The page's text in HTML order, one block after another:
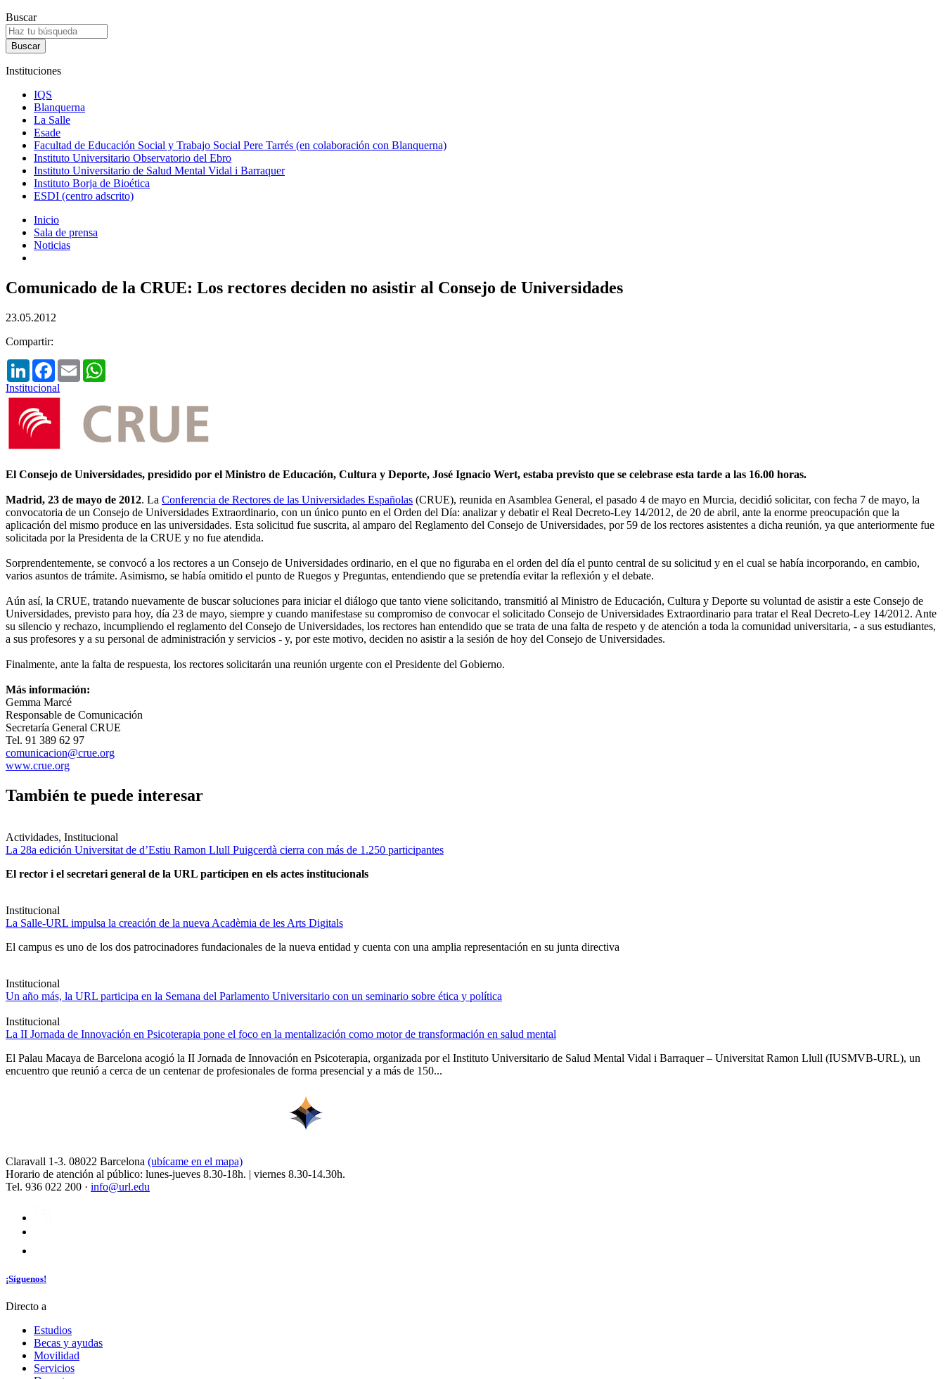
Buscar
Instituciones
IQS
Blanquerna
La Salle
Esade
Facultad de Educación Social y Trabajo Social Pere Tarrés (en colaboración con Blanquerna)
Instituto Universitario Observatorio del Ebro
Instituto Universitario de Salud Mental Vidal i Barraquer
Instituto Borja de Bioética
ESDI (centro adscrito)
Inicio
Sala de prensa
Noticias
Comunicado de la CRUE: Los rectores deciden no asistir al Consejo de Universidades
23.05.2012
Compartir:
LinkedInFacebook
Email
Institucional
El Consejo de Universidades, presidido por el Ministro de Educación, Cultura y Deporte, José Ignacio Wert, estaba previsto que se celebrase esta tarde a las 16.00 horas.
Madrid, 23 de mayo de 2012. La Conferencia de Rectores de las Universidades Españolas (CRUE), reunida en Asamblea General, el pasado 4 de mayo en Murcia, decidió solicitar, con fecha 7 de mayo, la
convocatoria de un Consejo de Universidades Extraordinario, con un único punto en el Orden del Día: analizar y debatir el Real Decreto-Ley 14/2012, de 20 de abril, ante la enorme preocupación que la
aplicación del mismo produce en las universidades. Esta solicitud fue suscrita, al amparo del Reglamento del Consejo de Universidades, por 59 de los rectores asistentes a dicha reunión, ya que anteriormente fue
solicitada por la Presidenta de la CRUE y no fue atendida.
Sorprendentemente, se convocó a los rectores a un Consejo de Universidades ordinario, en el que no figuraba en el orden del día el punto central de su solicitud y en el cual se había incorporando, en cambio,
varios asuntos de trámite. Asimismo, se había omitido el punto de Ruegos y Preguntas, entendiendo que se pretendía evitar la reflexión y el debate.
Aún así, la CRUE, tratando nuevamente de buscar soluciones para iniciar el diálogo que tanto viene solicitando, transmitió al Ministro de Educación, Cultura y Deporte su voluntad de asistir a este Consejo de
Universidades, previsto para hoy, día 23 de mayo, siempre y cuando manifestase su compromiso de convocar el solicitado Consejo de Universidades Extraordinario para tratar el Real Decreto-Ley 14/2012. Ante
su silencio y rechazo, incumpliendo el reglamento del Consejo de Universidades, los rectores han entendido que se trata de una falta de respeto y de atención a toda la comunidad universitaria, - a sus estudiantes,
a sus profesores y a su personal de administración y servicios - y, por este motivo, deciden no asistir a la sesión de hoy del Consejo de Universidades.
Finalmente, ante la falta de respuesta, los rectores solicitarán una reunión urgente con el Presidente del Gobierno.
Más información:
Gemma Marcé
Responsable de Comunicación
Secretaría General CRUE
Tel. 91 389 62 97
comunicacion@crue.org
www.crue.org
También te puede interesar
Actividades, Institucional
La 28a edición Universitat de d’Estiu Ramon Llull Puigcerdà cierra con más de 1.250 participantes
El rector i el secretari general de la URL participen en els actes institucionals
Institucional
La Salle-URL impulsa la creación de la nueva Acadèmia de les Arts Digitals
El campus es uno de los dos patrocinadores fundacionales de la nueva entidad y cuenta con una amplia representación en su junta directiva
Institucional
Un año más, la URL participa en la Semana del Parlamento Universitario con un seminario sobre ética y política
Institucional
La II Jornada de Innovación en Psicoterapia pone el foco en la mentalización como motor de transformación en salud mental
El Palau Macaya de Barcelona acogió la II Jornada de Innovación en Psicoterapia, organizada por el Instituto Universitario de Salud Mental Vidal i Barraquer – Universitat Ramon Llull (IUSMVB-URL), un
encuentro que reunió a cerca de un centenar de profesionales de forma presencial y a más de 150...
Claravall 1-3. 08022 Barcelona (ubícame en el mapa)
Horario de atención al público: lunes-jueves 8.30-18h. | viernes 8.30-14.30h.
Tel. 936 022 200 · info@url.edu
¡Síguenos!
Directo a
Estudios
Becas y ayudas
Movilidad
Servicios